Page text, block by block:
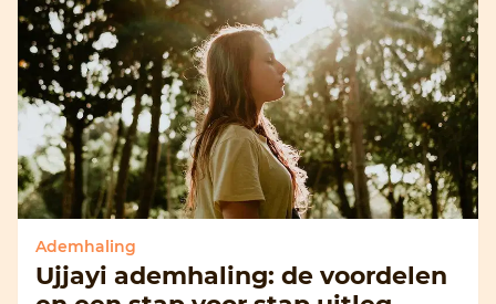
Ademhaling
Ujjayi ademhaling: de voordelen